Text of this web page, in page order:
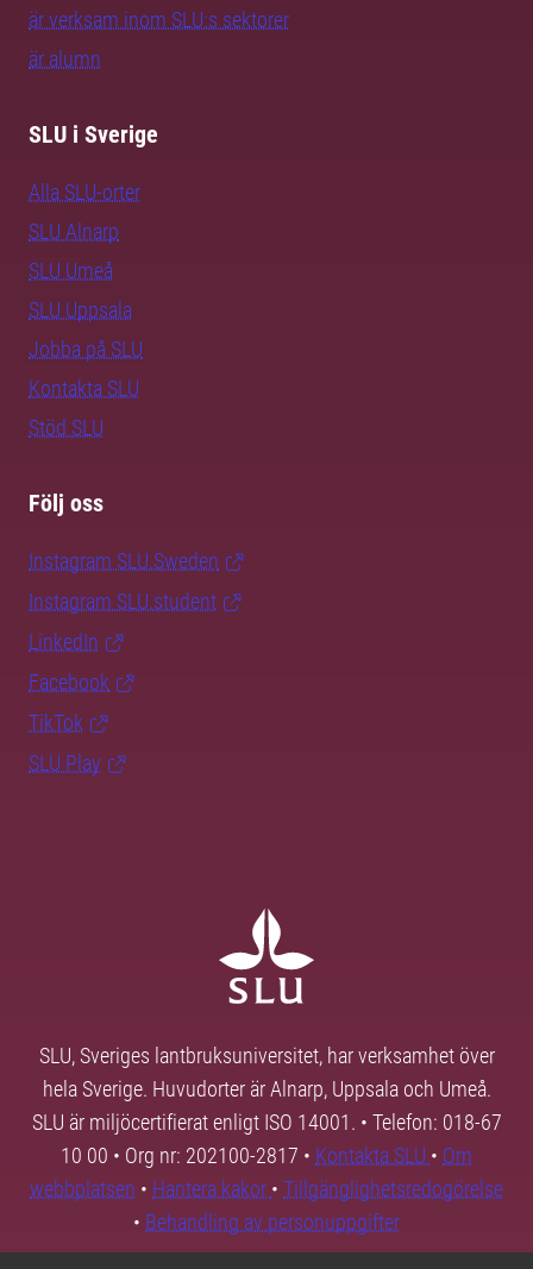
är verksam inom SLU:s sektorer
är alumn
SLU i Sverige
Alla SLU-orter
SLU Alnarp
SLU Umeå
SLU Uppsala
Jobba på SLU
Kontakta SLU
Stöd SLU
Följ oss
Instagram SLU.Sweden
Instagram SLU.student
LinkedIn
Facebook
TikTok
SLU Play
SLU, Sveriges lantbruksuniversitet, har verksamhet över
hela Sverige. Huvudorter är Alnarp, Uppsala och Umeå.
SLU är miljöcertifierat enligt ISO 14001. • Telefon: 018-67
10 00 • Org nr: 202100-2817 • Kontakta SLU • Om
webbplatsen • Hantera kakor • Tillgänglighetsredogörelse
• Behandling av personuppgifter